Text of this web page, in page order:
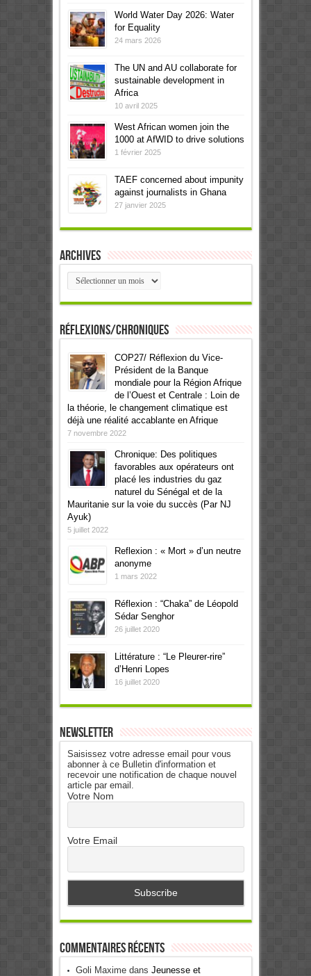
World Water Day 2026: Water
for Equality
24 mars 2026
The UN and AU collaborate for
sustainable development in
Africa
10 avril 2025
West African women join the
1000 at AfWID to drive solutions
1 février 2025
TAEF concerned about impunity
against journalists in Ghana
27 janvier 2025
Archives
Archives
Réflexions/Chroniques
COP27/ Réflexion du Vice-
Président de la Banque
mondiale pour la Région Afrique
de l’Ouest et Centrale : Loin de
la théorie, le changement climatique est
déjà une réalité accablante en Afrique
7 novembre 2022
Chronique: Des politiques
favorables aux opérateurs ont
placé les industries du gaz
naturel du Sénégal et de la
Mauritanie sur la voie du succès (Par NJ
Ayuk)
5 juillet 2022
Reflexion : « Mort » d’un neutre
anonyme
1 mars 2022
Réflexion : “Chaka” de Léopold
Sédar Senghor
26 juillet 2020
Littérature : “Le Pleurer-rire”
d’Henri Lopes
16 juillet 2020
Newsletter
Saisissez votre adresse email pour vous
abonner à ce Bulletin d'information et
recevoir une notification de chaque nouvel
article par email.
Votre Nom
Votre Email
Commentaires récents
Goli Maximedans Jeunesse et